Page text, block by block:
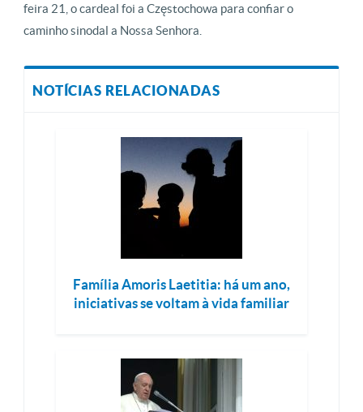
feira 21, o cardeal foi a Częstochowa para confiar o
caminho sinodal a Nossa Senhora.
NOTÍCIAS RELACIONADAS
Família Amoris Laetitia: há um ano,
iniciativas se voltam à vida familiar